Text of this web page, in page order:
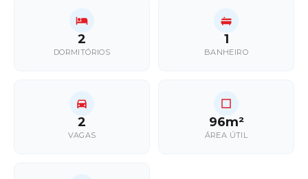
2
DORMITÓRIOS
1
BANHEIRO
2
VAGAS
96m²
ÁREA ÚTIL